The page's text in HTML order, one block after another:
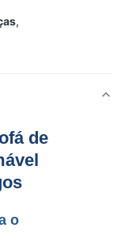
,
de
o